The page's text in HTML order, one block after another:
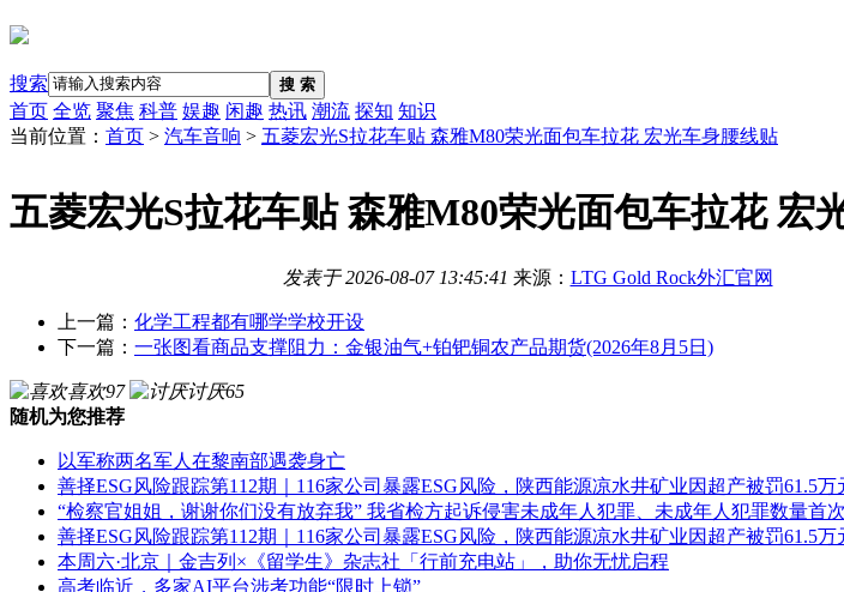
搜索 搜 索
首页 全览 聚焦 科普 娱趣 闲趣 热讯 潮流 探知 知识
当前位置： 首页 > 汽车音响 > 五菱宏光S拉花车贴 森雅M80荣光面包车拉花 宏光车身腰线贴
五菱宏光S拉花车贴 森雅M80荣光面包车拉花 宏
发表于2026-08-07 13:45:41 来源： LTG Gold Rock外汇官网
上一篇： 化学工程都有哪学学校开设
下一篇： 一张图看商品支撑阻力：金银油气+铂钯铜农产品期货(2026年8月5日)
喜欢97 讨厌65
随机为您推荐
以军称两名军人在黎南部遇袭身亡
善择ESG风险跟踪第112期｜116家公司暴露ESG风险，陕西能源凉水井矿业因超产被罚61.5万
“检察官姐姐，谢谢你们没有放弃我” 我省检方起诉侵害未成年人犯罪、未成年人犯罪数量首
善择ESG风险跟踪第112期｜116家公司暴露ESG风险，陕西能源凉水井矿业因超产被罚61.5万
本周六·北京｜金吉列×《留学生》杂志社「行前充电站」，助你无忧启程
高考临近，多家AI平台涉考功能“限时上锁”